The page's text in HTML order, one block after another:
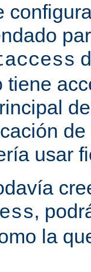
tiene
usar
,
la